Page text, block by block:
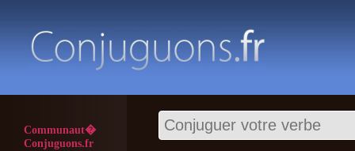
Communaut�
Conjuguons.fr